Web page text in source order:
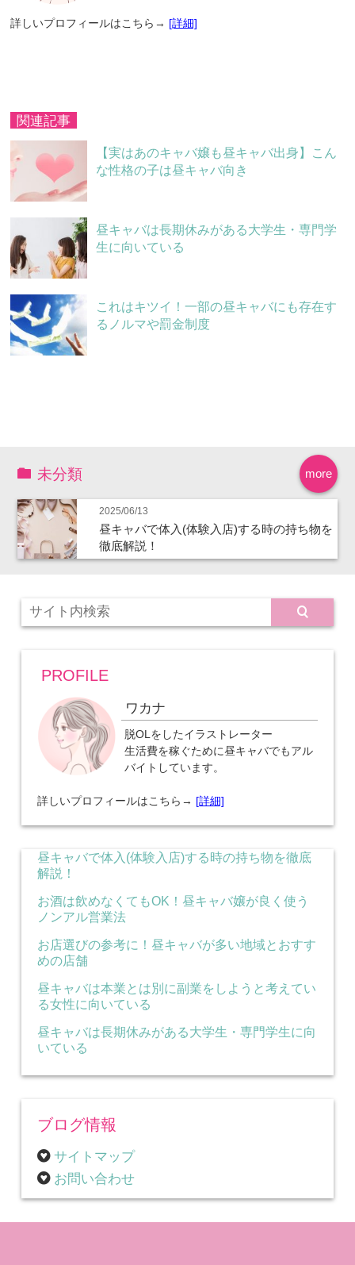
詳しいプロフィールはこちら→ [詳細]
関連記事
【実はあのキャバ嬢も昼キャバ出身】こん
な性格の子は昼キャバ向き
昼キャバは長期休みがある大学生・専門学
生に向いている
これはキツイ！一部の昼キャバにも存在す
るノルマや罰金制度
more
未分類
2025/06/13
昼キャバで体入(体験入店)する時の持ち物を
徹底解説！
PROFILE
ワカナ
脱OLをしたイラストレーター
生活費を稼ぐために昼キャバでもアル
バイトしています。
詳しいプロフィールはこちら→ [詳細]
昼キャバで体入(体験入店)する時の持ち物を徹底
解説！
お酒は飲めなくてもOK！昼キャバ嬢が良く使う
ノンアル営業法
お店選びの参考に！昼キャバが多い地域とおすす
めの店舗
昼キャバは本業とは別に副業をしようと考えてい
る女性に向いている
昼キャバは長期休みがある大学生・専門学生に向
いている
ブログ情報
サイトマップ
お問い合わせ